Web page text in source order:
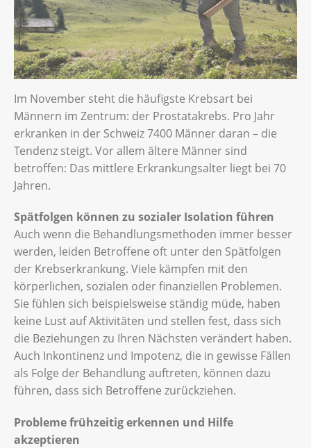
Im November steht die häufigste Krebsart bei
Männern im Zentrum: der Prostatakrebs. Pro Jahr
erkranken in der Schweiz 7400 Männer daran – die
Tendenz steigt. Vor allem ältere Männer sind
betroffen: Das mittlere Erkrankungsalter liegt bei 70
Jahren.
Spätfolgen können zu sozialer Isolation führen
Auch wenn die Behandlungsmethoden immer besser
werden, leiden Betroffene oft unter den Spätfolgen
der Krebserkrankung. Viele kämpfen mit den
körperlichen, sozialen oder finanziellen Problemen.
Sie fühlen sich beispielsweise ständig müde, haben
keine Lust auf Aktivitäten und stellen fest, dass sich
die Beziehungen zu Ihren Nächsten verändert haben.
Auch Inkontinenz und Impotenz, die in gewisse Fällen
als Folge der Behandlung auftreten, können dazu
führen, dass sich Betroffene zurückziehen.
Probleme frühzeitig erkennen und Hilfe
akzeptieren